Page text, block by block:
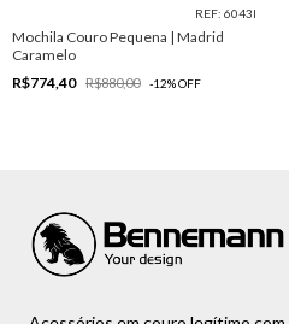
REF: 6043I
Mochila Couro Pequena | Madrid
Caramelo
R$774,40
R$880,00 -12%OFF